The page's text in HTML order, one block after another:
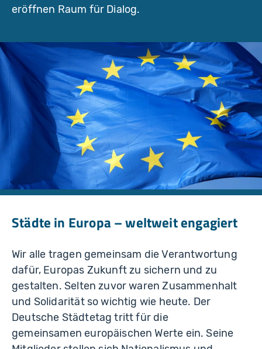
eröffnen Raum für Dialog.
Städte in Europa – weltweit engagiert
Wir alle tragen gemeinsam die Verantwortung
dafür, Europas Zukunft zu sichern und zu
gestalten. Selten zuvor waren Zusammenhalt
und Solidarität so wichtig wie heute. Der
Deutsche Städtetag tritt für die
gemeinsamen europäischen Werte ein. Seine